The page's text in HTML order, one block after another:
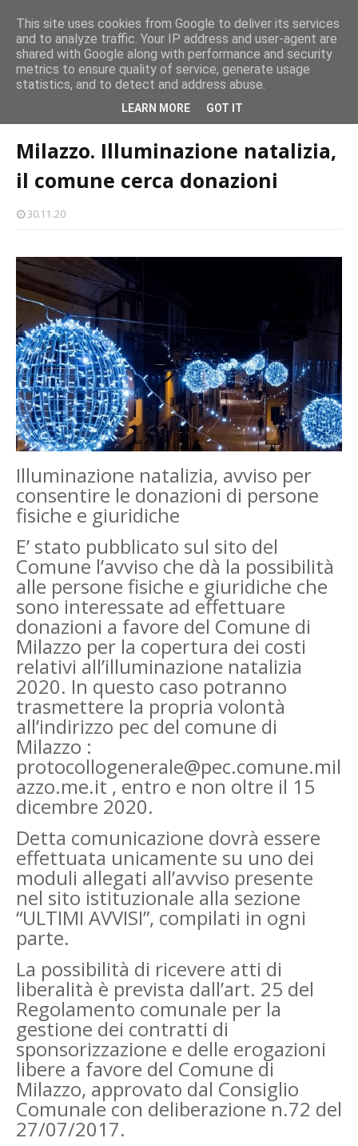
CASTELLO-MILAZZO
Milazzo 28ª Sagra del Pesce a Vaccarella: il programma
EVENTI
Milazzo. Illuminazione natalizia, il comune cerca
Milazzo. Illuminazione natalizia,
il comune cerca donazioni
30.11.20
Illuminazione natalizia, avviso per
consentire le donazioni di persone
fisiche e giuridiche
E’ stato pubblicato sul sito del
Comune l’avviso che dà la possibilità
alle persone fisiche e giuridiche che
sono interessate ad effettuare
donazioni a favore del Comune di
Milazzo per la copertura dei costi
relativi all’illuminazione natalizia
2020. In questo caso potranno
trasmettere la propria volontà
all’indirizzo pec del comune di
Milazzo :
protocollogenerale@pec.comune.mil
azzo.me.it , entro e non oltre il 15
dicembre 2020.
Detta comunicazione dovrà essere
effettuata unicamente su uno dei
moduli allegati all’avviso presente
nel sito istituzionale alla sezione
“ULTIMI AVVISI”, compilati in ogni
parte.
La possibilità di ricevere atti di
liberalità è prevista dall’art. 25 del
Regolamento comunale per la
gestione dei contratti di
sponsorizzazione e delle erogazioni
libere a favore del Comune di
Milazzo, approvato dal Consiglio
Comunale con deliberazione n.72 del
27/07/2017.
This site uses cookies from Google to deliver its services
and to analyze traffic. Your IP address and user-agent are
shared with Google along with performance and security
metrics to ensure quality of service, generate usage
statistics, and to detect and address abuse.
LEARN MORE GOT IT